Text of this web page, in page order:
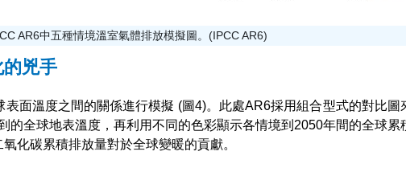
AR6中五種情境溫室氣體排放模擬圖。(IPCC AR6)
兇手
面溫度之間的關係進行模擬 (圖4)。此處AR6採用組合型式的對比圖
的全球地表溫度，再利用不同的色彩顯示各情境到2050年間的全球累
化碳累積排放量對於全球變暖的貢獻。